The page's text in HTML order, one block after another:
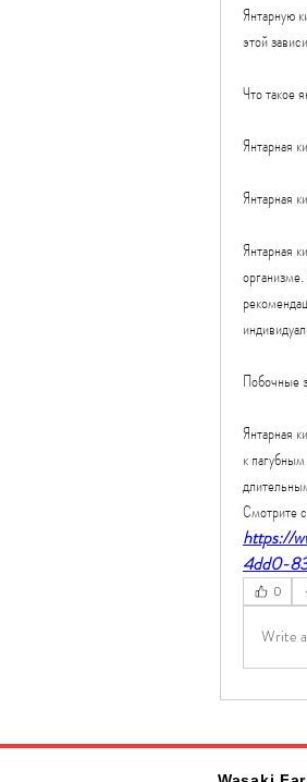
Янтарную
этой
Что такое
Янтарная
Янтарная
Янтарная
Побочные
Янтарная
к
https://
4dd0-
0
Write